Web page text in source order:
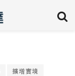
擴增實境